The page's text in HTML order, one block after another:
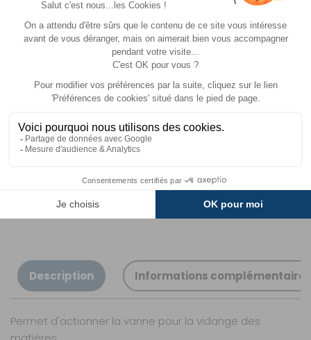
Livraison Standardpar Livraison en MAGASIN :
Offerte
Livraison estimée entre le13/08 et le14/08
Livraison
Expédié sous 72h
Avantages
Carte de fidélité
Paiement
Plusieurs fois
Description Informations complémentaires
Permet d'actionner la vanne pour la vidange des